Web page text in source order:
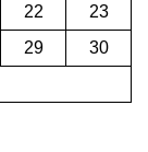
22
23
29
30